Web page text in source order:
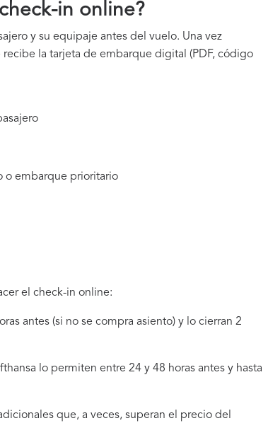
in online?
y su equipaje antes del vuelo. Una vez
la tarjeta de embarque digital (PDF, código
o embarque prioritario
el check-in online:
antes (si no se compra asiento) y lo cierran 2
lo permiten entre 24 y 48 horas antes y hasta
que, a veces, superan el precio del